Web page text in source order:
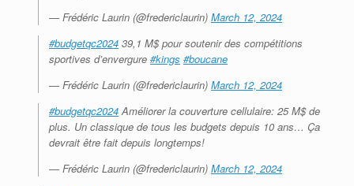
— Frédéric Laurin (@fredericlaurin) March 12, 2024
#budgetqc2024 39,1 M$ pour soutenir des compétitions
sportives d’envergure #kings #boucane
— Frédéric Laurin (@fredericlaurin) March 12, 2024
#budgetqc2024Améliorer la couverture cellulaire: 25 M$ de
plus. Un classique de tous les budgets depuis 10 ans… Ça
devrait être fait depuis longtemps!
— Frédéric Laurin (@fredericlaurin) March 12, 2024